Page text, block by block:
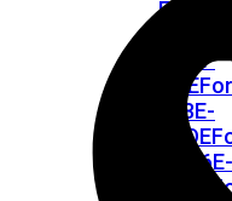
Fiber
448E-
POE
448E-
FPOE
M426E-